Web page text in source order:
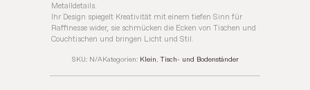
Metalldetails.
Ihr Design spiegelt Kreativität mit einem tiefen Sinn für
Raffinesse wider, sie schmücken die Ecken von Tischen und
Couchtischen und bringen Licht und Stil.
SKU: N/AKategorien: Klein, Tisch- und Bodenständer